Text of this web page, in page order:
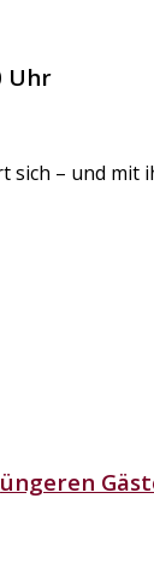
Uhr
– und mit